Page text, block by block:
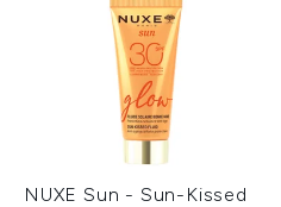
NUXE Sun - Sun-Kissed